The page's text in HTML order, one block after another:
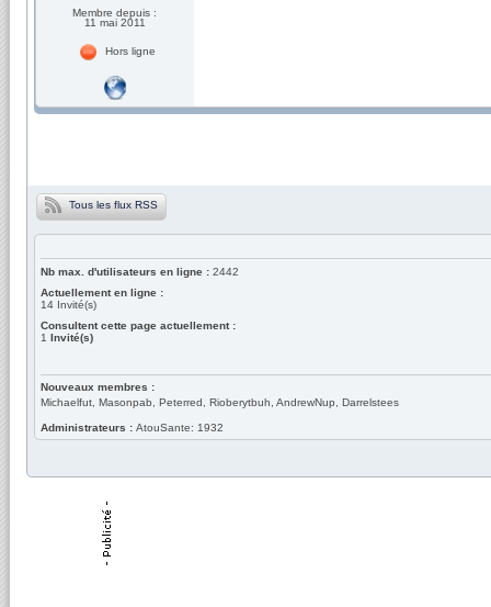
Membre depuis :
11 mai 2011
Hors ligne
Tous les flux RSS
Nb max. d'utilisateurs en ligne : 2442
Actuellement en ligne :
14 Invité(s)
Consultent cette page actuellement :
1 Invité(s)
Nouveaux membres :
Michaelfut, Masonpab, Peterred, Rioberytbuh, AndrewNup, Darrelstees
Administrateurs : AtouSante: 1932